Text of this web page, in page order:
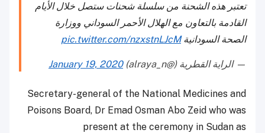
تعتبر هذه الشحنة من سلسلة شحنات ستصل خلال الأيام
القادمة بالتعاون مع الهلال الأحمر السوداني ووزارة
الصحة السودانيةpic.twitter.com/nzxstnLJcM
— الراية القطرية (@alraya_n) January 19, 2020
Secretary-general of the National Medicines and
Poisons Board, Dr Emad Osman Abo Zeid who was
present at the ceremony in Sudan as